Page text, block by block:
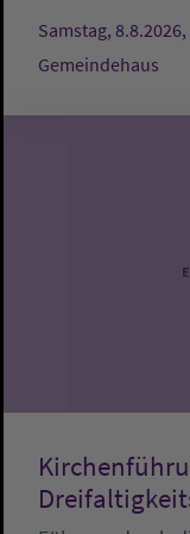
Samstag,
Gemeindehaus